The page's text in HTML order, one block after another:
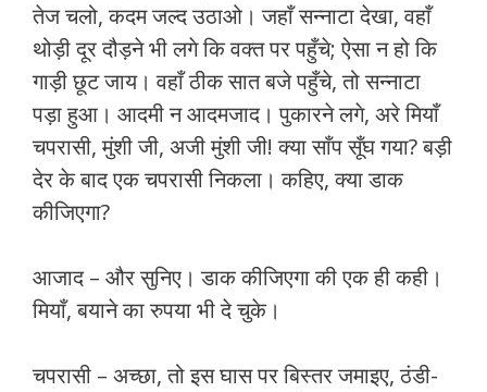
तेज चलो, कदम जल्द उठाओ। जहाँ सन्नाटा देखा, वहाँ
थोड़ी दूर दौड़ने भी लगे कि वक्त पर पहुँचे; ऐसा न हो कि
गाड़ी छूट जाय। वहाँ ठीक सात बजे पहुँचे, तो सन्नाटा
पड़ा हुआ। आदमी न आदमजाद। पुकारने लगे, अरे मियाँ
चपरासी, मुंशी जी, अजी मुंशी जी! क्या साँप सूँघ गया? बड़ी
देर के बाद एक चपरासी निकला। कहिए, क्या डाक
कीजिएगा?
आजाद – और सुनिए। डाक कीजिएगा की एक ही कही।
मियाँ, बयाने का रुपया भी दे चुके।
चपरासी – अच्छा, तो इस घास पर बिस्तर जमाइए, ठंडी-